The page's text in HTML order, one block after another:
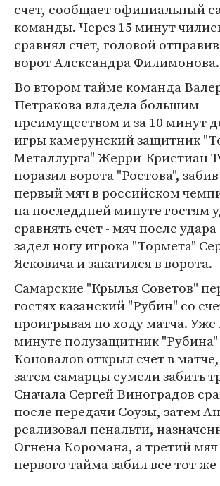
счет, сообщает официальный
команды. Через 15 минут
сравнял счет, головой
ворот Александра Филимонова.
Во втором тайме команда
Петракова владела большим
преимуществом и за 10 минут
игры камерунский защитник
Металлурга" Жерри-Кристиан
поразил ворота "Ростова",
первый мяч в российском
на последдней минуте гостям
сравнять счет - мяч после
задел ногу игрока "Тормета"
Ясковича и закатился в ворота.
Самарские "Крылья Советов"
гостях казанский "Рубин" со
проигрывая по ходу матча. Уже
минуте полузащитник
Коновалов открыл счет в
затем самарцы сумели забить
Сначала Сергей Виноградов
после передачи Соузы, затем
реализовал пенальти,
Огнена Коромана, а третий
первого тайма забил все тот